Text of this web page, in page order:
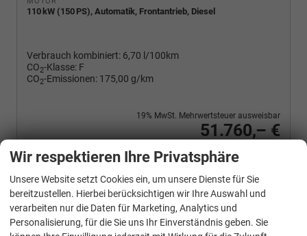
110 kW (150 PS), Automatik, Frontantrieb, Diesel
Verbrauch kombiniert: 6,70 l/100km
CO2-Klasse: F
CO2-Emissionen: 175,00 g/km
51.760,– €
19% MwSt. Mehrwertsteuer ausweisbar
Wir rufen Sie an
PDF-Fahrzeugexposé drucken
Fahrzeug drucken, parken oder vergleichen
Volkswagen T7 Multivan
Sport Edition 2,0TDI DSG Lite LÜ 7 Sitzer
Wir respektieren Ihre Privatsphäre
Unsere Website setzt Cookies ein, um unsere Dienste für Sie
bereitzustellen. Hierbei berücksichtigen wir Ihre Auswahl und
verarbeiten nur die Daten für Marketing, Analytics und
Personalisierung, für die Sie uns Ihr Einverständnis geben. Sie